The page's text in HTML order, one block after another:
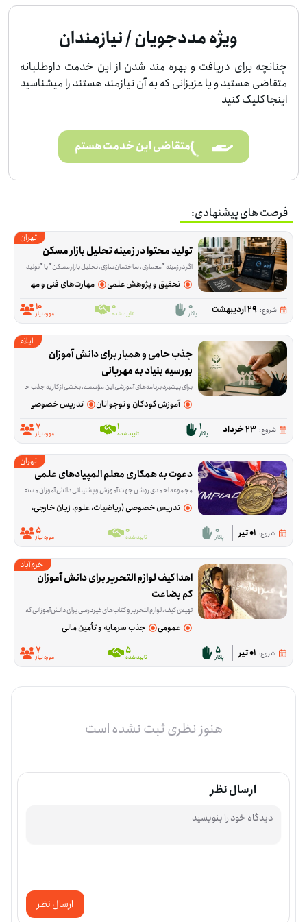
ویژه مددجویان / نیازمندان
چنانچه برای دریافت و بهره مند شدن از این خدمت داوطلبانه
متقاضی هستید و یا عزیزانی که به آن نیازمند هستند را میشناسید
اینجا کلیک کنید
متقاضی این خدمت هستم
فرصت های پیشنهادی:
تهران
تولید محتوا در زمینه تحلیل بازار مسکن
اگر در زمینه *معماری، ساختمان‌سازی، تحلیل بازار مسکن* یا *تولید
تحقیق و پژوهش علمی مهارت‌های فنی و مهندسی
شروع: 29 اردیبهشت 0
پاکار 0
تایید شده 10
مورد نیاز
ایلام
بورسیه بنیاد به مهربانی
برای پیشبرد برنامه‌های آموزشی این مؤسسه، بخشی از کار به جذب حامی، بانی و همیار آموزشی اختصاص دارد. داوطلب در این فرصت به معرفی مؤسسه، ارتباط با افراد علاقه‌مند و کمک به
آموزش کودکان و نوجوانان تدریس خصوصی
شروع: 23 خرداد 1پاکار 1تایید شده 7
مورد نیاز
تهران
دعوت به همکاری معلم المپیادهای علمی
مجموعه احمدی روشن جهت آموزش و پشتیبانی دانش آموزان مستعد مجموعه
تدریس خصوصی (ریاضیات، علوم، زبان خارجی، هنر و...)
شروع: 01 تیر 0
پاکار 0
تایید شده 5
مورد نیاز
خرم‌آباد
کم بضاعت
تهیه‌ی کیف، لوازم‌التحریر و کتاب‌های غیردرسی برای دانش‌آموزانی که در شروع سال تحصیلی یا در مسیر درس‌خواندن با کمبود روبه‌رو هستند، موضوع اصلی این فرصت است.
عمومی جذب سرمایه و تأمین مالی
شروع: 01 تیر 5
پاکار 5
تایید شده 7
مورد نیاز
هنوز نظری ثبت نشده است
ارسال نظر
ارسال نظر